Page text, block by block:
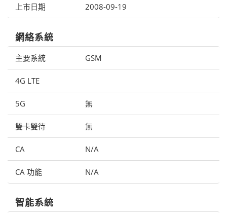
上市日期 2008-09-19
網絡系統
主要系統 GSM
4G LTE
5G 無
雙卡雙待 無
CA N/A
CA 功能 N/A
智能系統